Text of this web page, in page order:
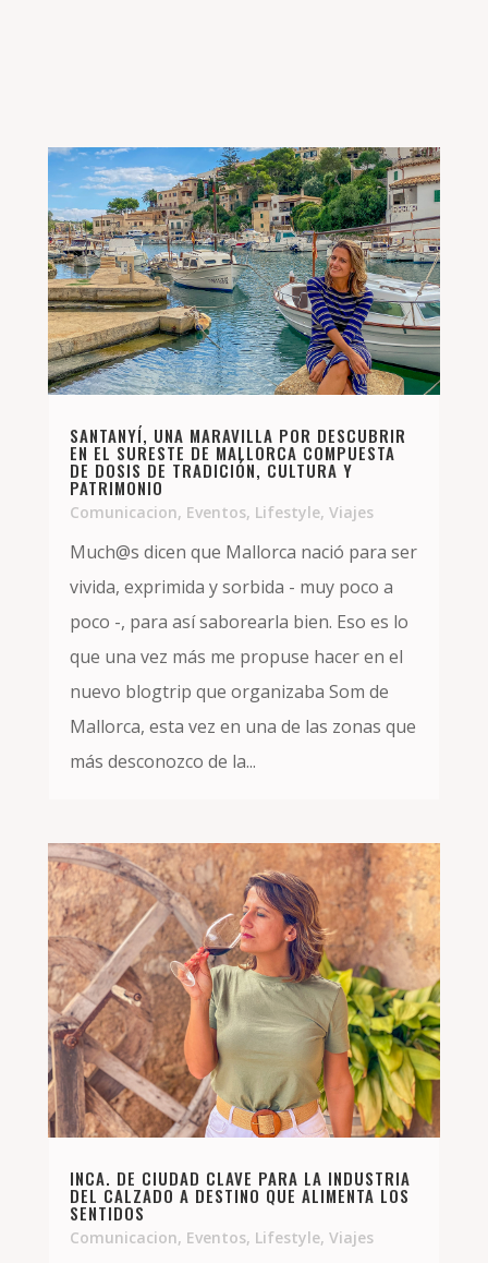
SANTANYÍ, UNA MARAVILLA POR DESCUBRIR
EN EL SURESTE DE MALLORCA COMPUESTA
DE DOSIS DE TRADICIÓN, CULTURA Y
PATRIMONIO
Comunicacion, Eventos, Lifestyle, Viajes
Much@s dicen que Mallorca nació para ser
vivida, exprimida y sorbida - muy poco a
poco -, para así saborearla bien. Eso es lo
que una vez más me propuse hacer en el
nuevo blogtrip que organizaba Som de
Mallorca, esta vez en una de las zonas que
más desconozco de la...
INCA. DE CIUDAD CLAVE PARA LA INDUSTRIA
DEL CALZADO A DESTINO QUE ALIMENTA LOS
SENTIDOS
Comunicacion, Eventos, Lifestyle, Viajes